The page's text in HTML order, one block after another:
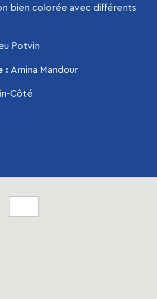
bien colorée avec différents
Potvin
: Amina Mandour
Côté